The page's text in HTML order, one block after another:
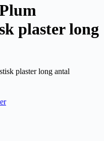
plaster long
plaster long antal